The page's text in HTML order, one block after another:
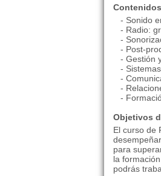
- Sonido
- Radio:
-
- Post-
- Gestión
-
-
-
-
Objetivos
El curso de
para
la
podrás